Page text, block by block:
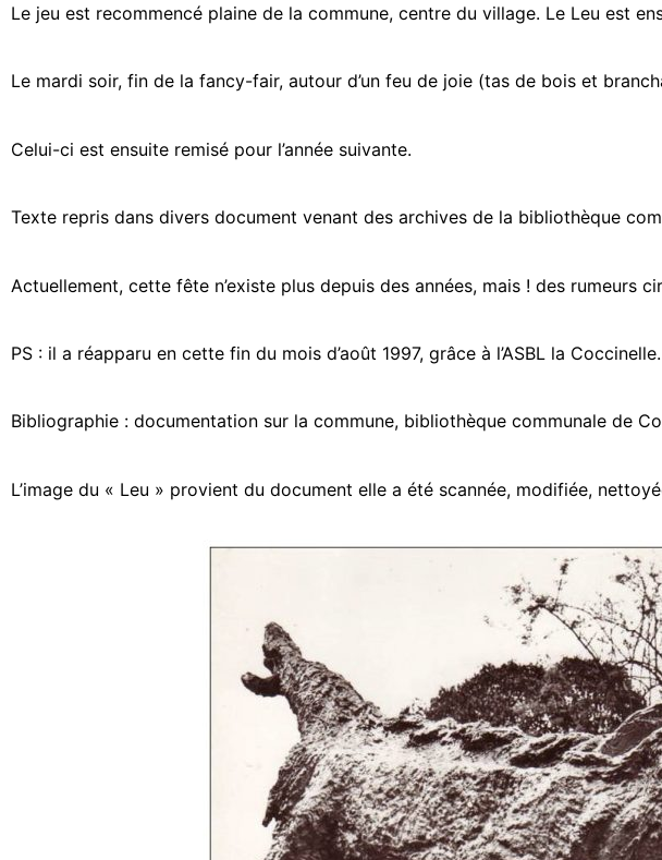
Le jeu est recommencé plaine de la commune, centre du village. Le Leu est
Le mardi soir, fin de la fancy-fair, autour d’un feu de joie (tas de bois et
Celui-ci est ensuite remisé pour l’année suivante.
Texte repris dans divers document venant des archives de la bibliothèque
Actuellement, cette fête n’existe plus depuis des années, mais ! des rumeurs
PS : il a réapparu en cette fin du mois d’août 1997, grâce à l’ASBL la Coccinelle.
Bibliographie : documentation sur la commune, bibliothèque communale de
L’image du « Leu » provient du document elle a été scannée, modifiée,